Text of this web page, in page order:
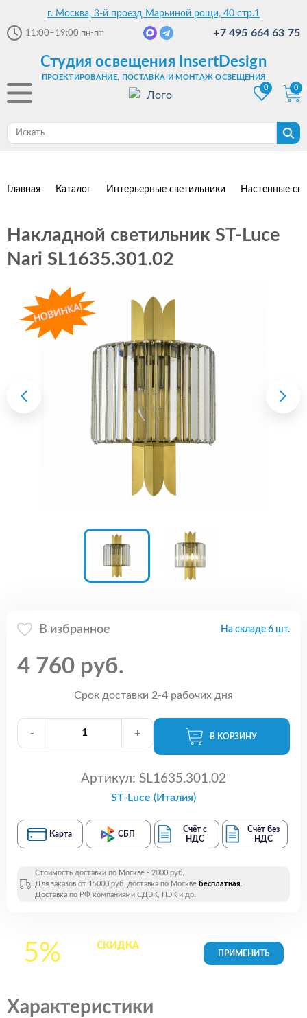
г. Москва, 3-й проезд Марьиной рощи, 40 стр.1
11:00–19:00 пн-пт +7 495 664 63 75
Студия освещения InsertDesign
ПРОЕКТИРОВАНИЕ, ПОСТАВКА И МОНТАЖ ОСВЕЩЕНИЯ
0
0
Главная Каталог Интерьерные светильники Настенные
Накладной светильник ST-Luce
Nari SL1635.301.02
В избранное На складе 6 шт.
4 760 руб.
Срок доставки 2-4 рабочих дня
- + В КОРЗИНУ
Артикул: SL1635.301.02
ST-Luce (Италия)
Карта СБП
Счёт с
НДС
Счёт без
НДС
Стоимость доставки по Москве - 2000 руб.
Для заказов от 15000 руб. доставка по Москве бесплатная.
Доставка по РФ компаниями СДЭК, ПЭК и др.
5% СКИДКАна все
Характеристики